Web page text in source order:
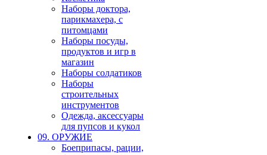
Наборы доктора,
парикмахера, с
питомцами
Наборы посуды,
продуктов и игр в
магазин
Наборы солдатиков
Наборы
строительных
инструментов
Одежда, аксессуары
для пупсов и кукол
09. ОРУЖИЕ
Боеприпасы, рации,